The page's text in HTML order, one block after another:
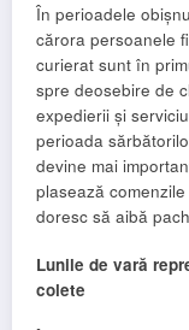
În perioadele
cărora persoanele
curierat sunt în
spre deosebire de
expedierii și
perioada
devine mai
plasează
doresc să aibă
Lunile de vară
colete